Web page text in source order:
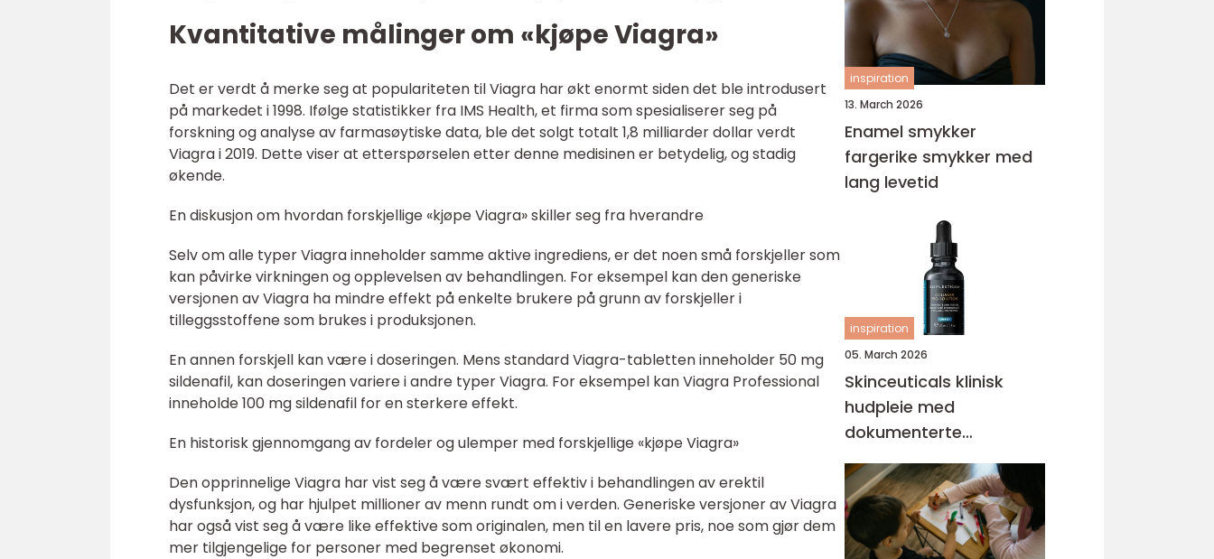
Kvantitative målinger om «kjøpe Viagra»
Det er verdt å merke seg at populariteten til Viagra har økt enormt siden det ble introdusert
på markedet i 1998. Ifølge statistikker fra IMS Health, et firma som spesialiserer seg på
forskning og analyse av farmasøytiske data, ble det solgt totalt 1,8 milliarder dollar verdt
Viagra i 2019. Dette viser at etterspørselen etter denne medisinen er betydelig, og stadig
økende.
En diskusjon om hvordan forskjellige «kjøpe Viagra» skiller seg fra hverandre
Selv om alle typer Viagra inneholder samme aktive ingrediens, er det noen små forskjeller som
kan påvirke virkningen og opplevelsen av behandlingen. For eksempel kan den generiske
versjonen av Viagra ha mindre effekt på enkelte brukere på grunn av forskjeller i
tilleggsstoffene som brukes i produksjonen.
En annen forskjell kan være i doseringen. Mens standard Viagra-tabletten inneholder 50 mg
sildenafil, kan doseringen variere i andre typer Viagra. For eksempel kan Viagra Professional
inneholde 100 mg sildenafil for en sterkere effekt.
En historisk gjennomgang av fordeler og ulemper med forskjellige «kjøpe Viagra»
Den opprinnelige Viagra har vist seg å være svært effektiv i behandlingen av erektil
dysfunksjon, og har hjulpet millioner av menn rundt om i verden. Generiske versjoner av Viagra
har også vist seg å være like effektive som originalen, men til en lavere pris, noe som gjør dem
mer tilgjengelige for personer med begrenset økonomi.
inspiration
13. March 2026
Enamel smykker
fargerike smykker med
lang levetid
inspiration
05. March 2026
Skinceuticals klinisk
hudpleie med
dokumenterte
resultater